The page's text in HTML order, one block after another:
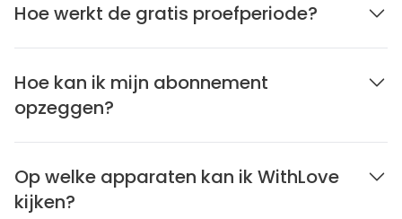
Hoe werkt de gratis proefperiode?
Hoe kan ik mijn abonnement
opzeggen?
Op welke apparaten kan ik WithLove
kijken?